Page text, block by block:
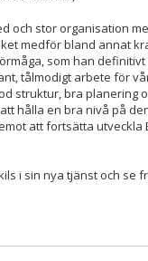
och stor organisation
medför bland annat
som han
tålmodigt arbete för
struktur, bra
hålla en bra nivå på
att fortsätta utveckla
i sin nya tjänst och se